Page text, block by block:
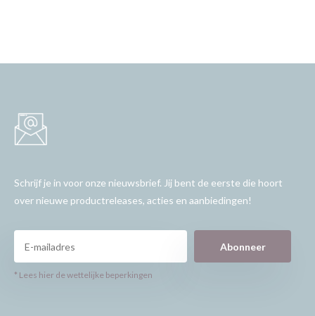
Schrijf je in voor onze nieuwsbrief. Jij bent de eerste die hoort
over nieuwe productreleases, acties en aanbiedingen!
Abonneer
* Lees hier de wettelijke beperkingen